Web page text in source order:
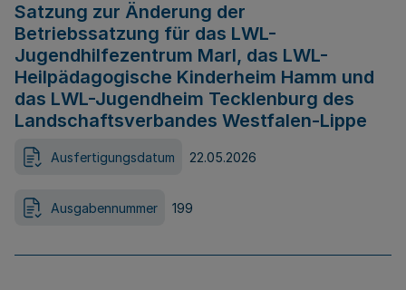
Satzung zur Änderung der
Betriebssatzung für das LWL-
Jugendhilfezentrum Marl, das LWL-
Heilpädagogische Kinderheim Hamm und
das LWL-Jugendheim Tecklenburg des
Landschaftsverbandes Westfalen-Lippe
Ausfertigungsdatum 22.05.2026
Ausgabennummer 199